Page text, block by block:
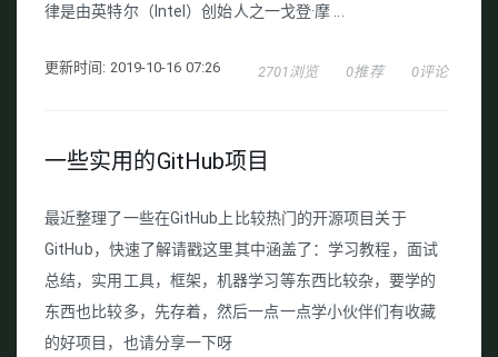
律是由英特尔（Intel）创始人之一戈登·摩 ...
更新时间: 2019-10-16 07:26 2701浏览 0推荐 0评论
一些实用的GitHub项目
最近整理了一些在GitHub上比较热门的开源项目关于
GitHub，快速了解请戳这里其中涵盖了：学习教程，面试
总结，实用工具，框架，机器学习等东西比较杂，要学的
东西也比较多，先存着，然后一点一点学小伙伴们有收藏
的好项目，也请分享一下呀